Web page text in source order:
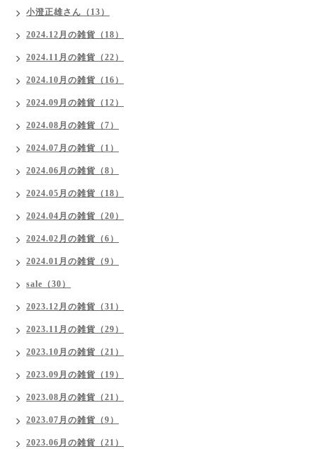
小澄正雄さん（13）
2024.12月の雑貨（18）
2024.11月の雑貨（22）
2024.10月の雑貨（16）
2024.09月の雑貨（12）
2024.08月の雑貨（7）
2024.07月の雑貨（1）
2024.06月の雑貨（8）
2024.05月の雑貨（18）
2024.04月の雑貨（20）
2024.02月の雑貨（6）
2024.01月の雑貨（9）
sale（30）
2023.12月の雑貨（31）
2023.11月の雑貨（29）
2023.10月の雑貨（21）
2023.09月の雑貨（19）
2023.08月の雑貨（21）
2023.07月の雑貨（9）
2023.06月の雑貨（21）